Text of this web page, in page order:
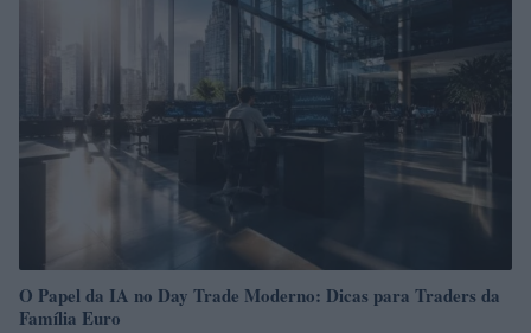
O Papel da IA no Day Trade Moderno: Dicas para Traders da
Família Euro